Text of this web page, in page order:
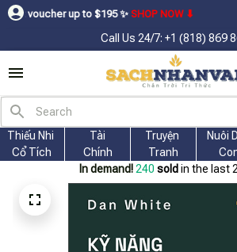
to $195ㅤ ✨ㅤSHOP NOW ⬇
Call Us 24/7: +1 (818) 869
Thiếu Nhi
Cổ Tích
Tài
Chính
Truyện
Tranh
Nuôi
In demand! 244 sold in the last